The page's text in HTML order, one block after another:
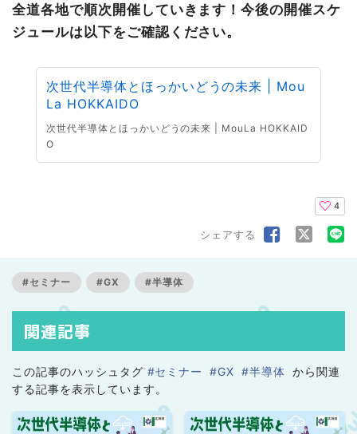
全道各地で順次開催していきます！今後の開催スケ
ジュールは以下をご確認ください。
次世代半導体とほっかいどうの未来 | Mou
La HOKKAIDO
次世代半導体とほっかいどうの未来 | MouLa HOKKAID
O
4
シェアする
#セミナー #GX #半導体
関連記事
この記事のハッシュタグ #セミナー #GX #半導体 から関連
する記事を表示しています。